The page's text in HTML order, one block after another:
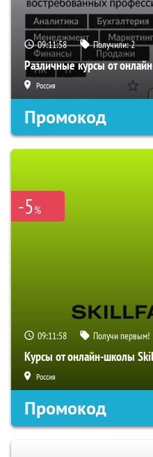
09:11:57 Получили:2
Различные курсы от
Россия
Промокод
-5%
09:11:57 Получи первым!
Курсы от онлайн-школы
Россия
Промокод